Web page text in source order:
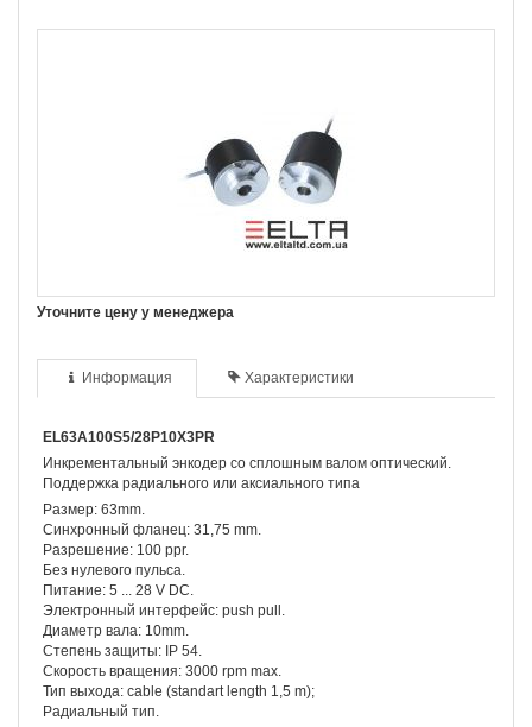
Уточните цену у менеджера
Информация Характеристики
EL63A100S5/28P10X3PR
Инкрементальный энкодер со сплошным валом оптический.
Поддержка радиального или аксиального типа
Размер: 63mm.
Синхронный фланец: 31,75 mm.
Разрешение: 100 ppr.
Без нулевого пульса.
Питание: 5 ... 28 V DC.
Электронный интерфейс: push pull.
Диаметр вала: 10mm.
Степень защиты: IP 54.
Скорость вращения: 3000 rpm max.
Тип выхода: cable (standart length 1,5 m);
Радиальный тип.